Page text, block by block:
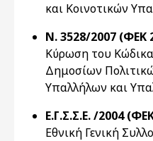
και Κοινοτικών
Ν. 3528/2007 (ΦΕΚ
Κύρωση του
Δημοσίων
Υπαλλήλων και
Ε.Γ.Σ.Σ.Ε. /2004
Εθνική Γενική